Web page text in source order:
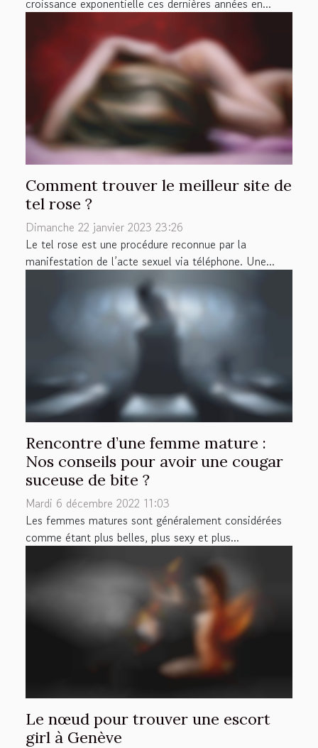
croissance exponentielle ces dernières années en...
Comment trouver le meilleur site de
tel rose ?
Dimanche 22 janvier 2023 23:26
Le tel rose est une procédure reconnue par la
manifestation de l’acte sexuel via téléphone. Une...
Rencontre d’une femme mature :
Nos conseils pour avoir une cougar
suceuse de bite ?
Mardi 6 décembre 2022 11:03
Les femmes matures sont généralement considérées
comme étant plus belles, plus sexy et plus...
Le nœud pour trouver une escort
girl à Genève